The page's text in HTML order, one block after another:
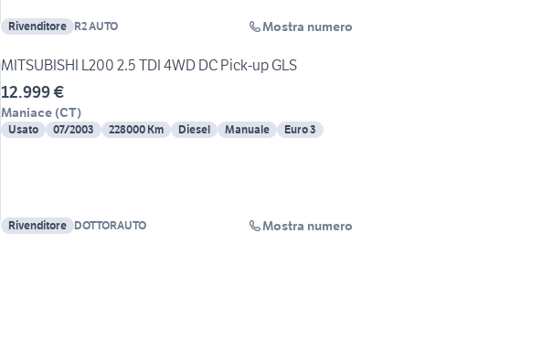
Rivenditore R2 AUTO Mostra numero
MITSUBISHI L200 2.5 TDI 4WD DC Pick-up GLS
12.999 €
Maniace (CT)
Usato 07/2003 228000 Km Diesel Manuale Euro 3
Rivenditore DOTTORAUTO Mostra numero